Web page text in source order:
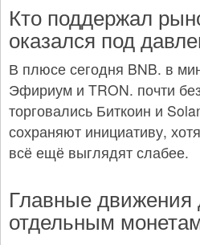
Кто поддержал
оказался под
В плюсе сегодня BNB. в
Эфириум и TRON. почти
торговались Биткоин и
сохраняют инициативу,
всё ещё выглядят слабее.
Главные движения
отдельным